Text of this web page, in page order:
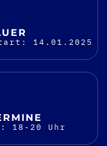
14.01.2025
18-20 Uhr